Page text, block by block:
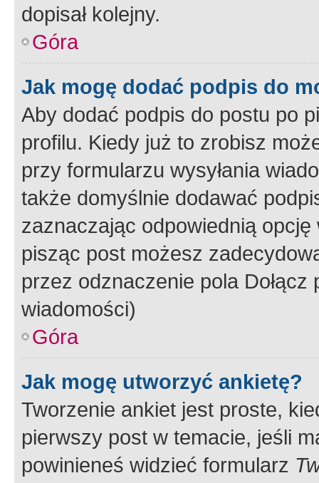
dopisał kolejny.
Góra
Jak mogę dodać podpis do
Aby dodać podpis do postu po
profilu. Kiedy już to zrobisz
przy formularzu wysyłania
także domyślnie dodawać
zaznaczając odpowiednią
pisząc post możesz
przez odznaczenie pola
wiadomości)
Góra
Jak mogę utworzyć ankietę?
Tworzenie ankiet jest proste,
pierwszy post w temacie, jeśli
powinieneś widzieć formularz